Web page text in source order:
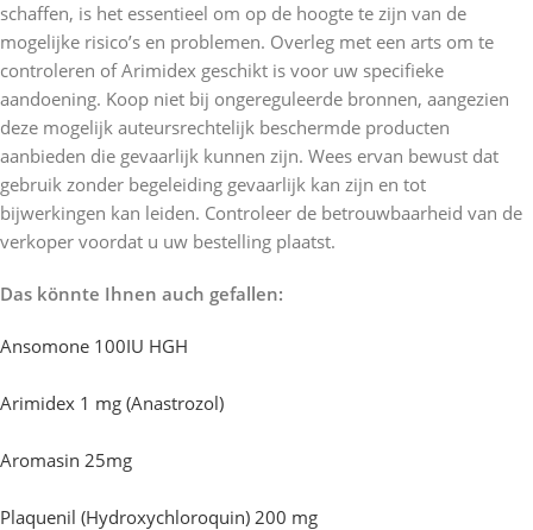
schaffen, is het essentieel om op de hoogte te zijn van de
mogelijke risico’s en problemen. Overleg met een arts om te
controleren of Arimidex geschikt is voor uw specifieke
aandoening. Koop niet bij ongereguleerde bronnen, aangezien
deze mogelijk auteursrechtelijk beschermde producten
aanbieden die gevaarlijk kunnen zijn. Wees ervan bewust dat
gebruik zonder begeleiding gevaarlijk kan zijn en tot
bijwerkingen kan leiden. Controleer de betrouwbaarheid van de
verkoper voordat u uw bestelling plaatst.
Das könnte Ihnen auch gefallen:
Ansomone 100IU HGH
Arimidex 1 mg (Anastrozol)
Aromasin 25mg
Plaquenil (Hydroxychloroquin) 200 mg